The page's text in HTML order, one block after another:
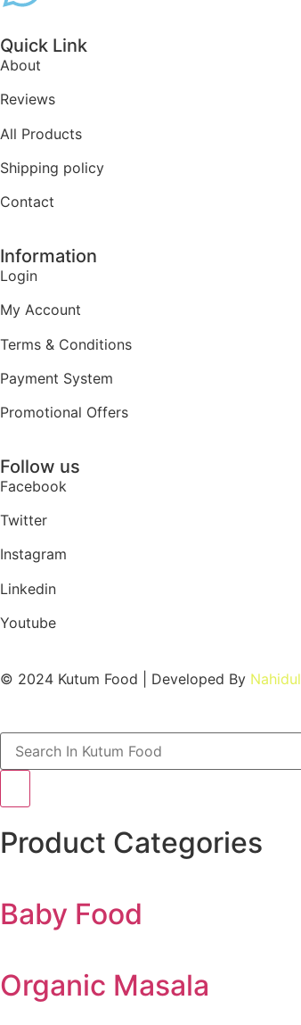
Quick Link
About
Reviews
All Products
Shipping policy
Contact
Information
Login
My Account
Terms & Conditions
Payment System
Promotional Offers
Follow us
Facebook
Twitter
Instagram
Linkedin
Youtube
© 2024 Kutum Food | Developed By Nahidul
Product Categories
Baby Food
Organic Masala